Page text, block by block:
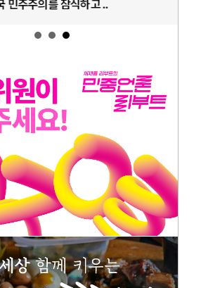
민주주의를 잠식하고 ..